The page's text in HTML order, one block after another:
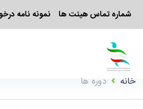
شماره تماس هیئت ها نمونه نامه
خانه دوره ها